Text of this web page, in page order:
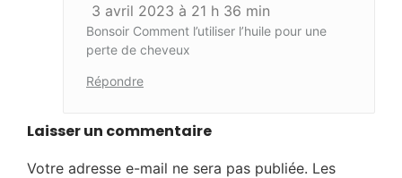
3 avril 2023 à 21 h 36 min
Bonsoir Comment l’utiliser l’huile pour une
perte de cheveux
Répondre
Laisser un commentaire
Votre adresse e-mail ne sera pas publiée. Les